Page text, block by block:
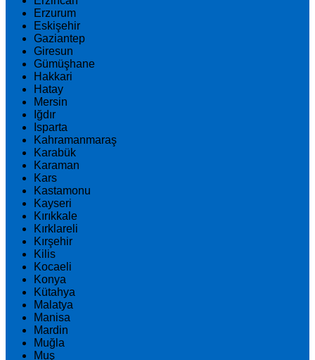
Erzurum
Eskişehir
Gaziantep
Giresun
Gümüşhane
Hakkari
Hatay
Mersin
Iğdır
Isparta
Kahramanmaraş
Karabük
Karaman
Kars
Kastamonu
Kayseri
Kırıkkale
Kırklareli
Kırşehir
Kilis
Kocaeli
Konya
Kütahya
Malatya
Manisa
Mardin
Muğla
Muş